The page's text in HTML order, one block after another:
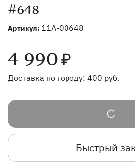
#648
Артикул: 11A-00648
4 990₽
Доставка по городу: 400 руб.
Быстрый